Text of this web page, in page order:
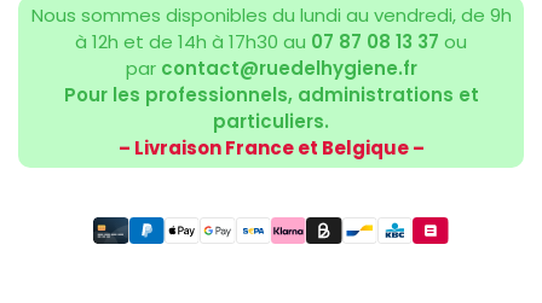
Nous sommes disponibles du lundi au vendredi, de 9h
à 12h et de 14h à 17h30 au 07 87 08 13 37 ou
par contact@ruedelhygiene.fr
Pour les professionnels, administrations et
particuliers.
– Livraison France et Belgique –